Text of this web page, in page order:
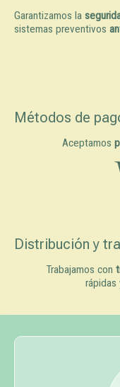
Garantizamos la
sistemas preventivos
Métodos de
Aceptamos
Distribución y
Trabajamos con
rápidas